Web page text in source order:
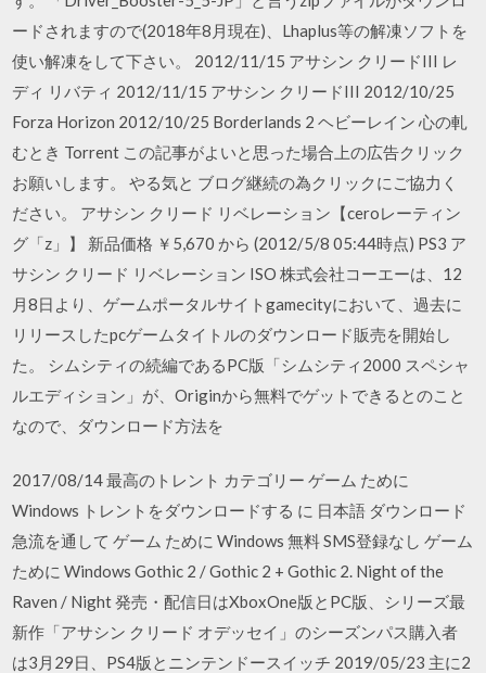
ードされますので(2018年8月現在)、Lhaplus等の解凍ソフトを
使い解凍をして下さい。 2012/11/15 アサシン クリードIII レ
ディ リバティ 2012/11/15 アサシン クリードIII 2012/10/25
Forza Horizon 2012/10/25 Borderlands 2 ヘビーレイン 心の軋
むとき Torrent この記事がよいと思った場合上の広告クリック
お願いします。 やる気と ブログ継続の為クリックにご協力く
ださい。 アサシン クリード リベレーション【ceroレーティン
グ「z」】 新品価格 ￥5,670 から (2012/5/8 05:44時点) PS3 ア
サシン クリード リベレーション ISO 株式会社コーエーは、12
月8日より、ゲームポータルサイトgamecityにおいて、過去に
リリースしたpcゲームタイトルのダウンロード販売を開始し
た。 シムシティの続編であるPC版「シムシティ2000 スペシャ
ルエディション」が、Originから無料でゲットできるとのこと
なので、ダウンロード方法を
2017/08/14 最高のトレント カテゴリー ゲーム ために
Windows トレントをダウンロードする に 日本語 ダウンロード
急流を通して ゲーム ために Windows 無料 SMS登録なし ゲーム
ために Windows Gothic 2 / Gothic 2 + Gothic 2. Night of the
Raven / Night 発売・配信日はXboxOne版とPC版、シリーズ最
新作「アサシン クリード オデッセイ」のシーズンパス購入者
は3月29日、PS4版とニンテンドースイッチ 2019/05/23 主に2